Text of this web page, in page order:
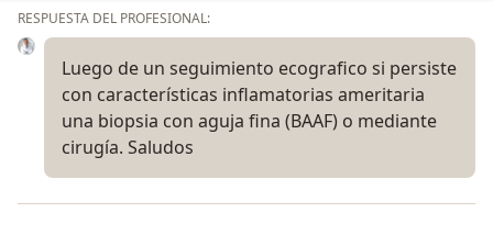
RESPUESTA DEL PROFESIONAL:
Luego de un seguimiento ecografico si persiste
con características inflamatorias ameritaria
una biopsia con aguja fina (BAAF) o mediante
cirugía. Saludos